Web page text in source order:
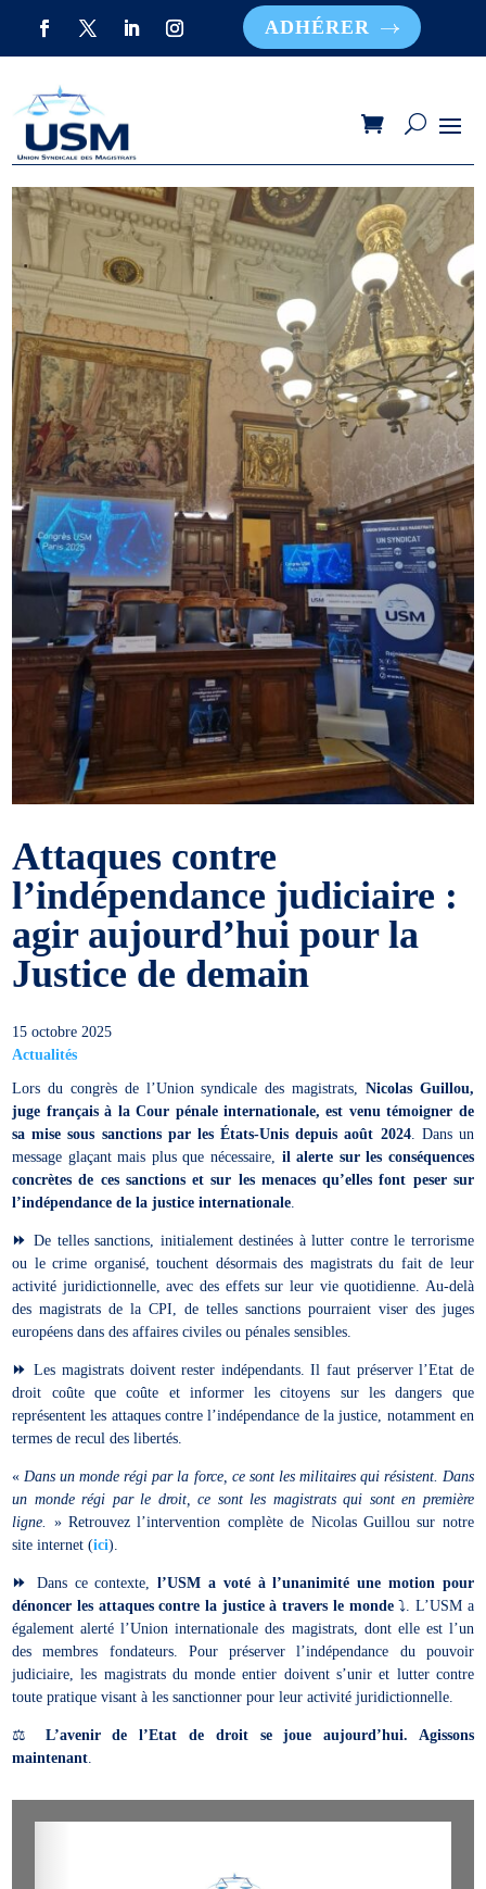
ADHÉRER
Attaques contre
l’indépendance judiciaire :
agir aujourd’hui pour la
Justice de demain
15 octobre 2025
Actualités
Lors du congrès de l’Union syndicale des magistrats, Nicolas Guillou,
juge français à la Cour pénale internationale, est venu témoigner de
sa mise sous sanctions par les États-Unis depuis août 2024. Dans un
message glaçant mais plus que nécessaire, il alerte sur les conséquences
concrètes de ces sanctions et sur les menaces qu’elles font peser sur
l’indépendance de la justice internationale
⏩️De telles sanctions, initialement destinées à lutter contre le terrorisme
ou le crime organisé, touchent désormais des magistrats du fait de leur
activité juridictionnelle, avec des effets sur leur vie quotidienne. Au-delà
des magistrats de la CPI, de telles sanctions pourraient viser des juges
européens dans des affaires civiles ou pénales sensibles.
⏩️ Les magistrats doivent rester indépendants. Il faut préserver l’Etat de
droit coûte que coûte et informer les citoyens sur les dangers que
représentent les attaques contre l’indépendance de la justice, notamment en
termes de recul des libertés.
« Dans un monde régi par la force, ce sont les militaires qui résistent. Dans
un monde régi par le droit, ce sont les magistrats qui sont en première
ligne.
» Retrouvez l’intervention complète de Nicolas Guillou sur notre
site internet (ici).
⏩️ Dans ce contexte,l’USM a voté à l’unanimité une motion pour
dénoncer les attaques contre la justice à travers le monde⤵️. L’USM a
également alerté l’Union internationale des magistrats, dont elle est l’un
des membres fondateurs. Pour préserver l’indépendance du pouvoir
judiciaire, les magistrats du monde entier doivent s’unir et lutter contre
toute pratique visant à les sanctionner pour leur activité juridictionnelle.
⚖️ L’avenir de l’Etat de droit se joue aujourd’hui. Agissons
maintenant